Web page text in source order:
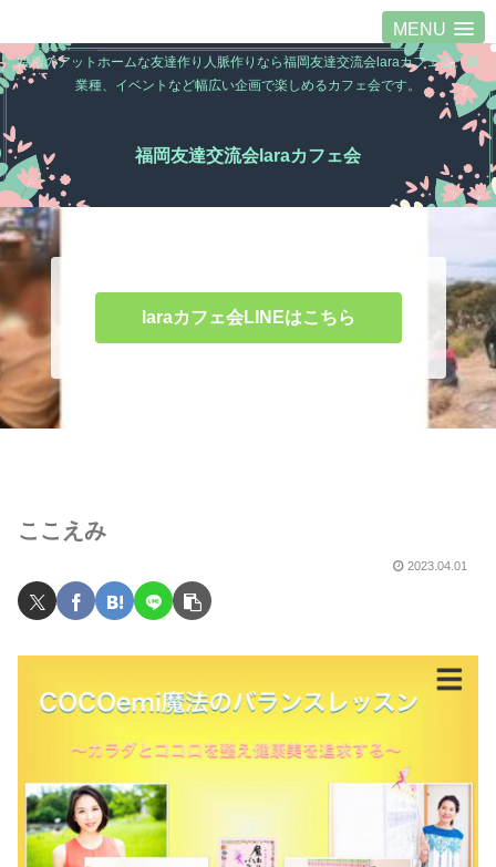
MENU
福岡のアットホームな友達作り人脈作りなら福岡友達交流会laraカフェ会。異
業種、イベントなど幅広い企画で楽しめるカフェ会です。
福岡友達交流会laraカフェ会
laraカフェ会LINEはこちら
ここえみ
2023.04.01